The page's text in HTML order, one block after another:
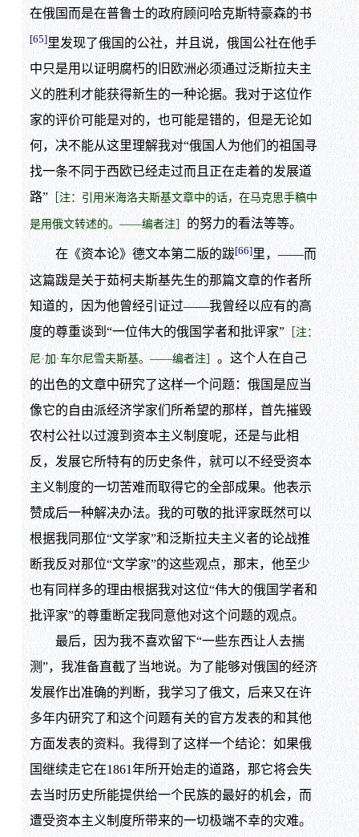
在俄国而是在普鲁士的政府顾问哈克斯特豪森的书
[65]里发现了俄国的公社，并且说，俄国公社在他手
中只是用以证明腐朽的旧欧洲必须通过泛斯拉夫主
义的胜利才能获得新生的一种论据。我对于这位作
家的评价可能是对的，也可能是错的，但是无论如
何，决不能从这里理解我对“俄国人为他们的祖国寻
找一条不同于西欧已经走过而且正在走着的发展道
路”［注：引用米海洛夫斯基文章中的话，在马克思手稿中
是用俄文转述的。——编者注］ 的努力的看法等等。
在《资本论》德文本第二版的跋[66]里，——而
这篇跋是关于茹柯夫斯基先生的那篇文章的作者所
知道的，因为他曾经引证过——我曾经以应有的高
度的尊重谈到“一位伟大的俄国学者和批评家”［注：
尼·加·车尔尼雪夫斯基。——编者注］ 。这个人在自己
的出色的文章中研究了这样一个问题：俄国是应当
像它的自由派经济学家们所希望的那样，首先摧毁
农村公社以过渡到资本主义制度呢，还是与此相
反，发展它所特有的历史条件，就可以不经受资本
主义制度的一切苦难而取得它的全部成果。他表示
赞成后一种解决办法。我的可敬的批评家既然可以
根据我同那位“文学家”和泛斯拉夫主义者的论战推
断我反对那位“文学家”的这些观点，那末，他至少
也有同样多的理由根据我对这位“伟大的俄国学者和
批评家”的尊重断定我同意他对这个问题的观点。
最后，因为我不喜欢留下“一些东西让人去揣
测”，我准备直截了当地说。为了能够对俄国的经济
发展作出准确的判断，我学习了俄文，后来又在许
多年内研究了和这个问题有关的官方发表的和其他
方面发表的资料。我得到了这样一个结论：如果俄
国继续走它在1861年所开始走的道路，那它将会失
去当时历史所能提供给一个民族的最好的机会，而
遭受资本主义制度所带来的一切极端不幸的灾难。